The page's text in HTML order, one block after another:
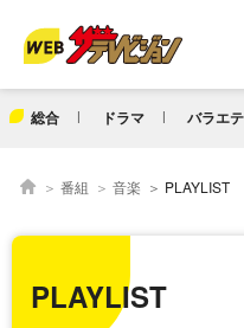
総合 ドラマ バラエ
番組 音楽 PLAYLIST
PLAYLIST